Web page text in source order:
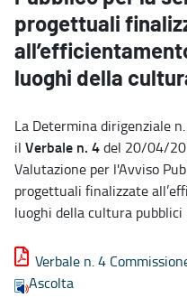
progettuali
luoghi della
La Determina dirigenziale
il Verbale n. 4del 20/04/
Valutazione per l'Avviso
progettuali finalizzate
luoghi della cultura
Verbale n. 4
Ascolta